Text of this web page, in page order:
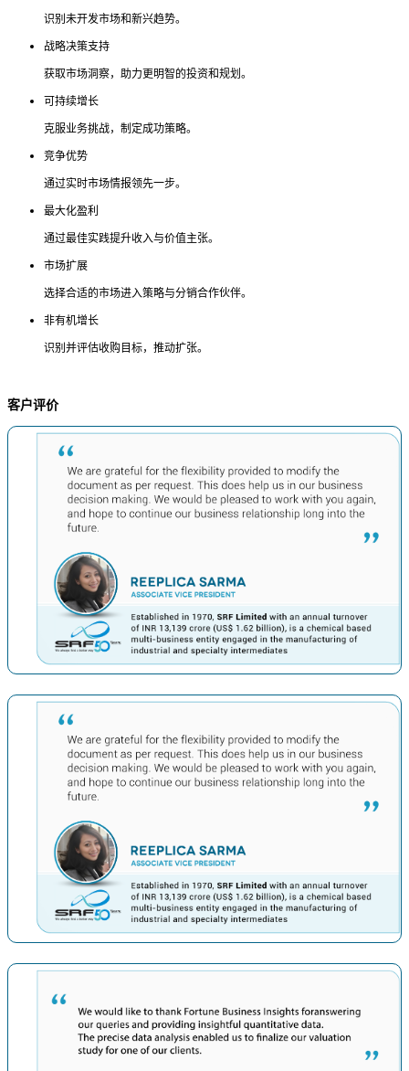
识别未开发市场和新兴趋势。
战略决策支持
获取市场洞察，助力更明智的投资和规划。
可持续增长
克服业务挑战，制定成功策略。
竞争优势
通过实时市场情报领先一步。
最大化盈利
通过最佳实践提升收入与价值主张。
市场扩展
选择合适的市场进入策略与分销合作伙伴。
非有机增长
识别并评估收购目标，推动扩张。
客户评价